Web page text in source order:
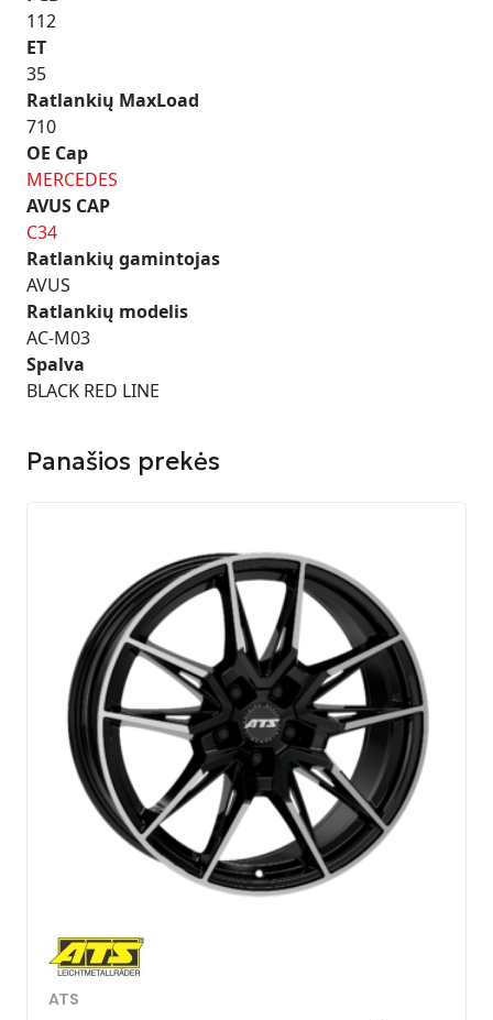
112
ET
35
Ratlankių MaxLoad
710
OE Cap
MERCEDES
AVUS CAP
C34
Ratlankių gamintojas
AVUS
Ratlankių modelis
AC-M03
Spalva
BLACK RED LINE
Panašios prekės
ATS